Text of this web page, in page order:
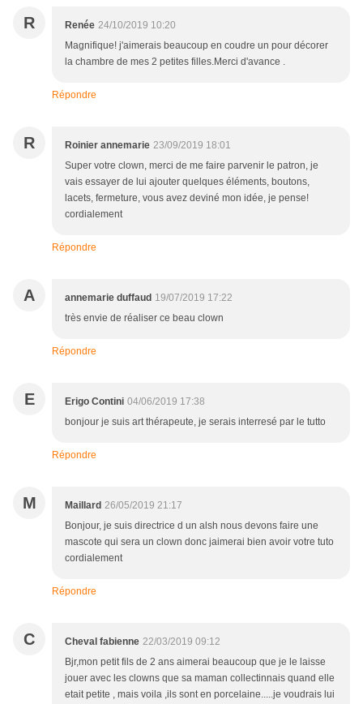
R Renée 24/10/2019 10:20
Magnifique! j'aimerais beaucoup en coudre un pour décorer
la chambre de mes 2 petites filles.Merci d'avance .
Répondre
R Roinier annemarie 23/09/2019 18:01
Super votre clown, merci de me faire parvenir le patron, je
vais essayer de lui ajouter quelques éléments, boutons,
lacets, fermeture, vous avez deviné mon idée, je pense!
cordialement
Répondre
A annemarie duffaud 19/07/2019 17:22
très envie de réaliser ce beau clown
Répondre
E Erigo Contini 04/06/2019 17:38
bonjour je suis art thérapeute, je serais interresé par le tutto
Répondre
M Maillard 26/05/2019 21:17
Bonjour, je suis directrice d un alsh nous devons faire une
mascote qui sera un clown donc jaimerai bien avoir votre tuto
cordialement
Répondre
C Cheval fabienne 22/03/2019 09:12
Bjr,mon petit fils de 2 ans aimerai beaucoup que je le laisse
jouer avec les clowns que sa maman collectinnais quand elle
etait petite , mais voila ,ils sont en porcelaine.....je voudrais lui